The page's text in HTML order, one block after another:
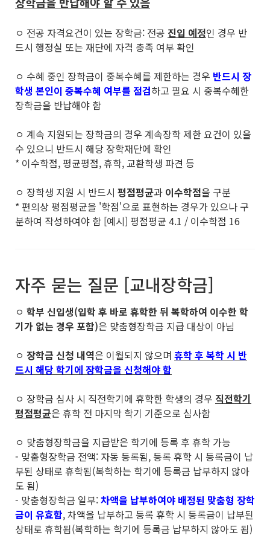
ㅇ 전공 자격요건이 있는 장학금: 전공 진입 예정인 경우 반
드시 행정실 또는 재단에 자격 충족 여부 확인
ㅇ 수혜 중인 장학금이 중복수혜를 제한하는 경우 반드시 장
학생 본인이 중복수혜 여부를 점검하고 필요 시 중복수혜한
장학금을 반납해야 함
ㅇ 계속 지원되는 장학금의 경우 계속장학 제한 요건이 있을
수 있으니 반드시 해당 장학재단에 확인
* 이수학점, 평균평점, 휴학, 교환학생 파견 등
ㅇ 장학생 지원 시 반드시 평점평균과 이수학점을 구분
* 편의상 평점평균을 '학점'으로 표현하는 경우가 있으나 구
분하여 작성하여야 함 [예시] 평점평균 4.1 / 이수학점 16
자주 묻는 질문 [교내장학금]
ㅇ 학부 신입생(입학 후 바로 휴학한 뒤 복학하여 이수한 학
기가 없는 경우 포함)은 맞춤형장학금 지급 대상이 아님
ㅇ 장학금 신청 내역은 이월되지 않으며 휴학 후 복학 시 반
드시 해당 학기에 장학금을 신청해야 함
ㅇ 장학금 심사 시 직전학기에 휴학한 학생의 경우 직전학기
평점평균은 휴학 전 마지막 학기 기준으로 심사함
ㅇ 맞춤형장학금을 지급받은 학기에 등록 후 휴학 가능
- 맞춤형장학금 전액: 자동 등록됨, 등록 휴학 시 등록금이 납
부된 상태로 휴학됨(복학하는 학기에 등록금 납부하지 않아
도 됨)
- 맞춤형장학금 일부:차액을 납부하여야 배정된 맞춤형 장학
금이 유효함, 차액을 납부하고 등록 휴학 시 등록금이 납부된
상태로 휴학됨(복학하는 학기에 등록금 납부하지 않아도 됨)